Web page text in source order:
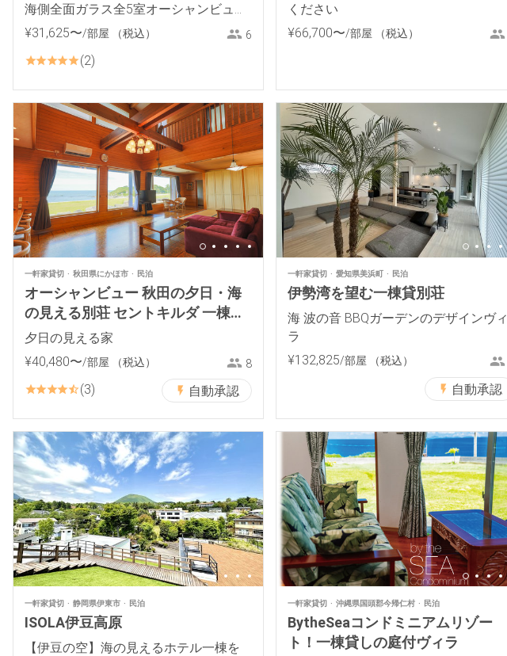
海側全面ガラス全5室オーシャンビュー
の一日一組限定一棟貸し
¥31 ,625〜/部屋 （税込） 6
2
ください
¥66,700〜/部屋 （税込）
一軒家貸切 秋田県にかほ市 民泊
オーシャンビュー 秋田の夕日・海
の見える別荘 セントキルダ 一棟貸
し 宿泊 にかほ市 象潟 ねむの丘
夕日の見える家
¥40,480〜/部屋 （税込） 8
3 自動承認
一軒家貸切 愛知県美浜町 民泊
伊勢湾を望む一棟貸別荘
海 波の音 BBQガーデンのデザインヴィ
ラ
¥132,825/部屋 （税込）
自動承認
一軒家貸切 静岡県伊東市 民泊
ISOLA伊豆高原
【伊豆の空】海の見えるホテル一棟を
一軒家貸切 沖縄県国頭郡今帰仁村 民泊
BytheSeaコンドミニアムリゾー
ト！一棟貸しの庭付ヴィラ